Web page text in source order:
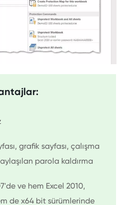
grafik sayfası, çalışma
parola kaldırma
ve hem Excel 2010,
de x64 bit sürümlerinde